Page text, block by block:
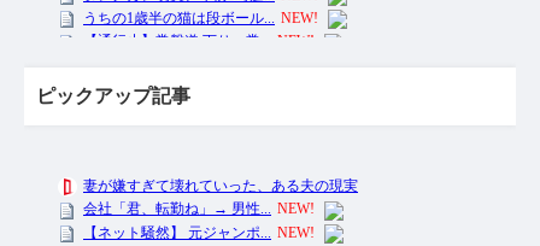
ピックアップ記事